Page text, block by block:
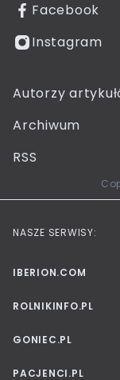
Facebook
Instagram
Autorzy
Archiwum
RSS
NASZE SERWISY:
IBERION.COM
ROLNIKINFO.PL
GONIEC.PL
PACJENCI.PL